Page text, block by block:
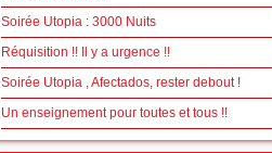
Soirée Utopia : 3000 Nuits
Réquisition !! Il y a urgence !!
Soirée Utopia , Afectados, rester debout !
Un enseignement pour toutes et tous !!